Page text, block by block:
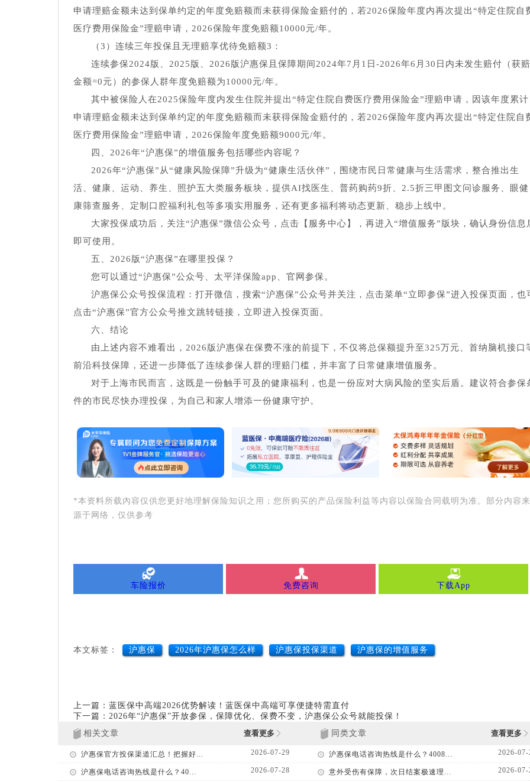
申请理赔金额未达到保单约定的年度免赔额而未获得保险金赔付的，若2026保险年度内再次提出“特定住院自
医疗费用保险金”理赔申请，2026保险年度免赔额10000元/年。
（3）连续三年投保且无理赔享优待免赔额3：
连续参保2024版、2025版、2026版沪惠保且保障期间2024年7月1日-2026年6月30日内未发生赔付（获赔
金额=0元）的参保人群年度免赔额为10000元/年。
其中被保险人在2025保险年度内发生住院并提出“特定住院自费医疗费用保险金”理赔申请，因该年度累计
申请理赔金额未达到保单约定的年度免赔额而未获得保险金赔付的，若2026保险年度内再次提出“特定住院自
医疗费用保险金”理赔申请，2026保险年度免赔额9000元/年。
四、2026年“沪惠保”的增值服务包括哪些内容呢？
2026年“沪惠保”从“健康风险保障”升级为“健康生活伙伴”，围绕市民日常健康与生活需求，整合推出生
活、健康、运动、养生、照护五大类服务板块，提供AI找医生、普药购药9折、2.5折三甲图文问诊服务、眼健
康筛查服务、定制口腔福利礼包等多项实用服务，还有更多福利将动态更新、稳步上线中。
大家投保成功后，关注“沪惠保”微信公众号，点击【服务中心】，再进入“增值服务”版块，确认身份信息
即可使用。
五、2026版“沪惠保”在哪里投保？
您可以通过“沪惠保”公众号、太平洋保险app、官网参保。
沪惠保公众号投保流程：打开微信，搜索“沪惠保”公众号并关注，点击菜单“立即参保”进入投保页面，也
点击“沪惠保”官方公众号推文跳转链接，立即进入投保页面。
六、结论
由上述内容不难看出，2026版沪惠保在保费不涨的前提下，不仅将总保额提升至325万元、首纳脑机接口
前沿科技保障，还进一步降低了连续参保人群的理赔门槛，并丰富了日常健康增值服务。
对于上海市民而言，这既是一份触手可及的健康福利，也是一份应对大病风险的坚实后盾。建议符合参保
件的市民尽快办理投保，为自己和家人增添一份健康守护。
*本资料所载內容仅供您更好地理解保险知识之用；您所购买的产品保险利益等内容以保险合同载明为准。部分内容来
源于网络，仅供参考
车险报价 免费咨询 下载App
本文标签： 沪惠保 2026年沪惠保怎么样 沪惠保投保渠道 沪惠保的增值服务
上一篇：蓝医保中高端2026优势解读！蓝医保中高端可享便捷特需直付
下一篇：2026年“沪惠保”开放参保，保障优化、保费不变，沪惠保公众号就能投保！
相关文章
查看更多
沪惠保官方投保渠道汇总！把握好... 2026-07-29
沪惠保电话咨询热线是什么？40... 2026-07-28
同类文章 查看更多
沪惠保电话咨询热线是什么？4008... 2026-07-
意外受伤有保障，次日结案极速理... 2026-07-